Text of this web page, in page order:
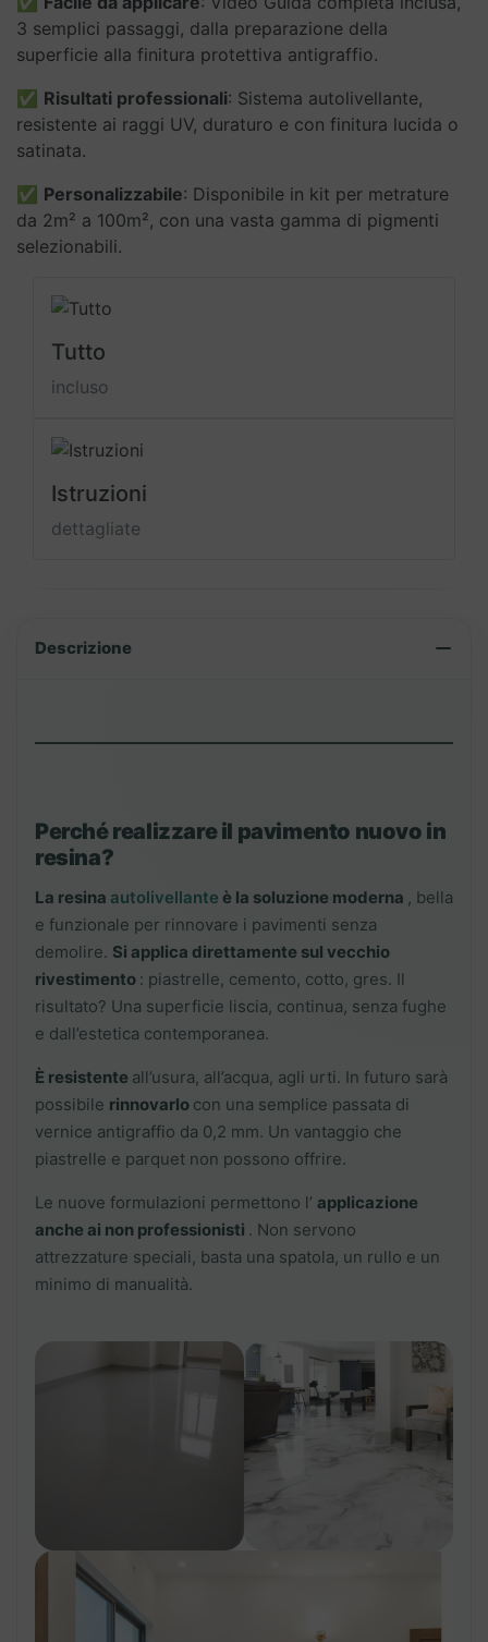
3 semplici passaggi, dalla preparazione della
superficie alla finitura protettiva antigraffio.
✅ Risultati professionali: Sistema autolivellante,
resistente ai raggi UV, duraturo e con finitura lucida o
satinata.
✅ Personalizzabile: Disponibile in kit per metrature
da 2m² a 100m², con una vasta gamma di pigmenti
selezionabili.
Tutto
incluso
Istruzioni
dettagliate
Descrizione
Perché realizzare il pavimento nuovo in
resina?
La resina autolivellante è la soluzione moderna , bella
e funzionale per rinnovare i pavimenti senza
demolire. Si applica direttamente sul vecchio
rivestimento : piastrelle, cemento, cotto, gres. Il
risultato? Una superficie liscia, continua, senza fughe
e dall’estetica contemporanea.
È resistente all’usura, all’acqua, agli urti. In futuro sarà
possibile rinnovarlo con una semplice passata di
vernice antigraffio da 0,2 mm. Un vantaggio che
piastrelle e parquet non possono offrire.
Le nuove formulazioni permettono l’ applicazione
anche ai non professionisti . Non servono
attrezzature speciali, basta una spatola, un rullo e un
minimo di manualità.